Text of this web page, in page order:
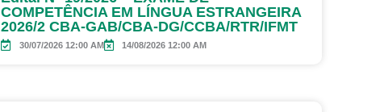
COMPETÊNCIA EM LÍNGUA ESTRANGEIRA
2026/2 CBA-GAB/CBA-DG/CCBA/RTR/IFMT
30/07/2026 12:00 AM 14/08/2026 12:00 AM